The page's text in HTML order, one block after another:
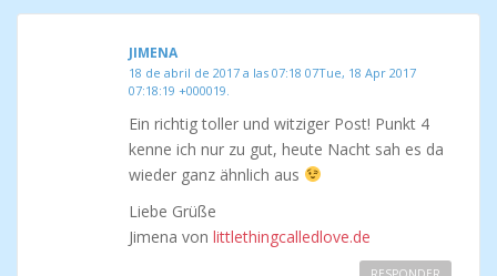
JIMENA
18 de abril de 2017 a las 07:18 07Tue, 18 Apr 2017
07:18:19 +000019.
Ein richtig toller und witziger Post! Punkt 4
kenne ich nur zu gut, heute Nacht sah es da
wieder ganz ähnlich aus
Liebe Grüße
Jimena von littlethingcalledlove.de